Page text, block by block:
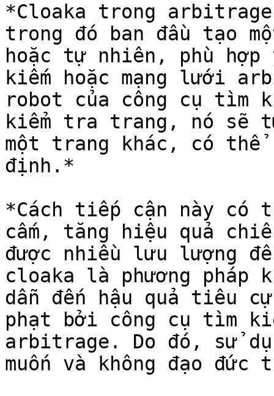
*Cloaka trong
trong đó ban đầu tạo
hoặc tự nhiên, phù hợp
kiếm hoặc mạng lưới
robot của công cụ tìm
kiểm tra trang, nó sẽ tự
một trang khác, có thể
định.*
*Cách tiếp cận này có
cấm, tăng hiệu quả
được nhiều lưu lượng
cloaka là phương pháp
dẫn đến hậu quả tiêu
phạt bởi công cụ tìm
arbitrage. Do đó, sử
muốn và không đạo